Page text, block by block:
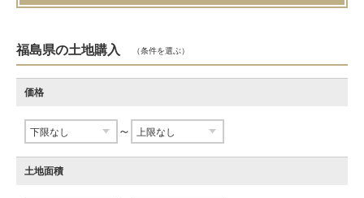
福島県の土地購入 （条件を選ぶ）
価格
～
土地面積